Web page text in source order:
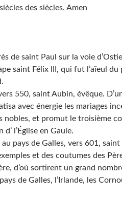
des siècles. Amen
saint Paul sur la voie
saint Félix III, qui fut l’aïeul du
550, saint Aubin, évêque.
avec énergie les mariages
nobles, et promut le troisième
l’Église en Gaule.
de Galles, vers 601, saint
et des coutumes des
d’où sortirent un grand
de Galles, l’Irlande, les